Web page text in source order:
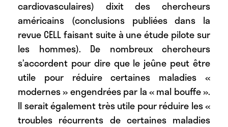
cardiovasculaires) dixit des chercheurs
américains (conclusions publiées dans la
revue CELL faisant suite à une étude pilote sur
les hommes). De nombreux chercheurs
s’accordent pour dire que le jeûne peut être
utile pour réduire certaines maladies «
modernes » engendrées par la « mal bouffe ».
Il serait également très utile pour réduire les «
troubles récurrents de certaines maladies